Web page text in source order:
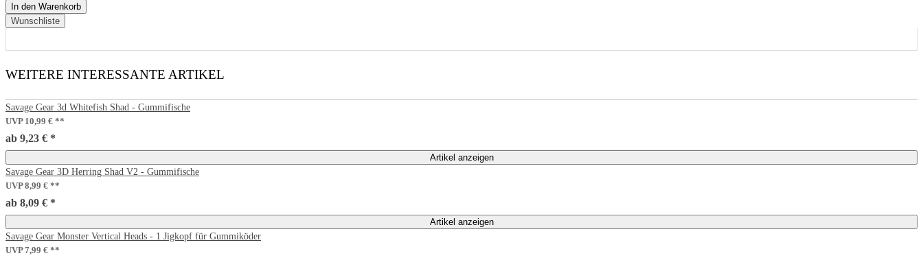
In den Warenkorb
Wunschliste
WEITERE INTERESSANTE ARTIKEL
Savage Gear 3d Whitefish Shad - Gummifische
UVP 10,99 €
ab 9,23 € *
Artikel anzeigen
Savage Gear 3D Herring Shad V2 - Gummifische
UVP 8,99 €
ab 8,09 € *
Artikel anzeigen
Savage Gear Monster Vertical Heads - 1 Jigkopf für Gummiköder
UVP 7,99 €